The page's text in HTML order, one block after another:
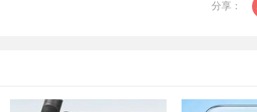
分享：